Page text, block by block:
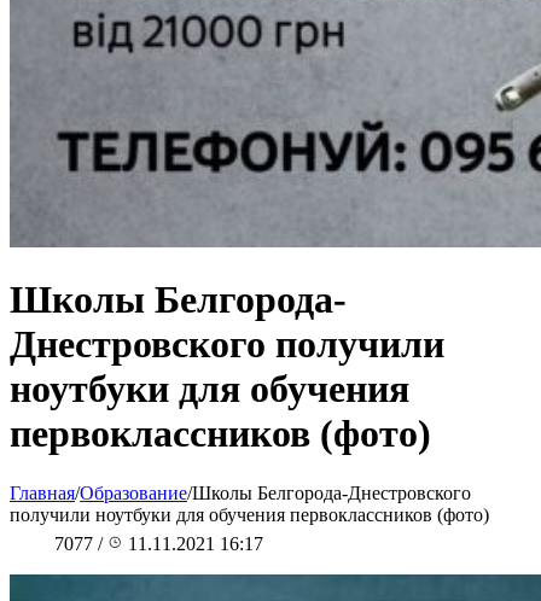
Школы Белгорода-
Днестровского получили
ноутбуки для обучения
первоклассников (фото)
Главная/Образование/Школы Белгорода-Днестровского
получили ноутбуки для обучения первоклассников (фото)
7077 / 11.11.2021 16:17